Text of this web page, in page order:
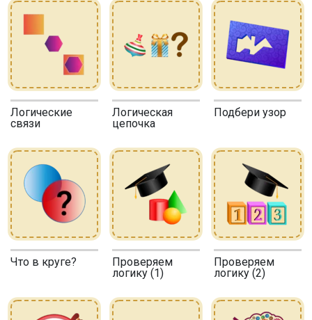
Логические
связи
Логическая
цепочка
Подбери узор
Что в круге?
Проверяем
логику (1)
Проверяем
логику (2)